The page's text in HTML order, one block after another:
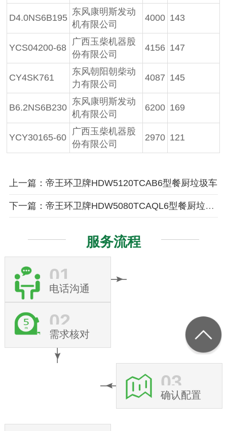
D4.0NS6B195
东风康明斯发动
机有限公司
4000 143
YCS04200-68
广西玉柴机器股
份有限公司
4156 147
CY4SK761
东风朝阳朝柴动
力有限公司
4087 145
B6.2NS6B230
东风康明斯发动
机有限公司
6200 169
YCY30165-60
广西玉柴机器股
份有限公司
2970 121
上一篇：帝王环卫牌HDW5120TCAB6型餐厨垃圾车
下一篇：帝王环卫牌HDW5080TCAQL6型餐厨垃圾车
服务流程
01
电话沟通
02
需求核对
03
确认配置